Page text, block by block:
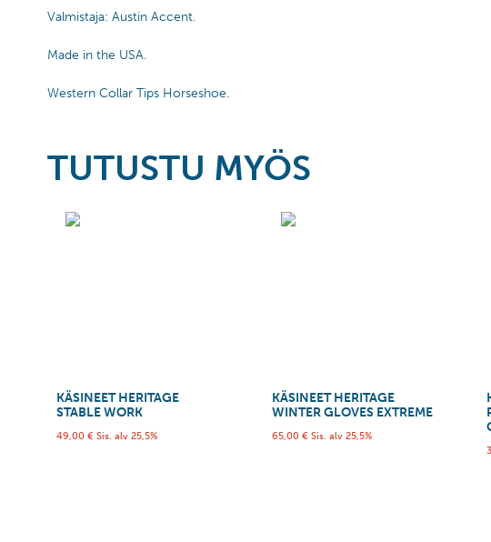
Valmistaja: Austin Accent.
Made in the USA.
Western Collar Tips Horseshoe.
TUTUSTU MYÖS
KÄSINEET HERITAGE
STABLE WORK
49,00€ Sis. alv 25,5%
KÄSINEET HERITAGE
WINTER GLOVES EXTREME
65,00 € Sis. alv 25,5%